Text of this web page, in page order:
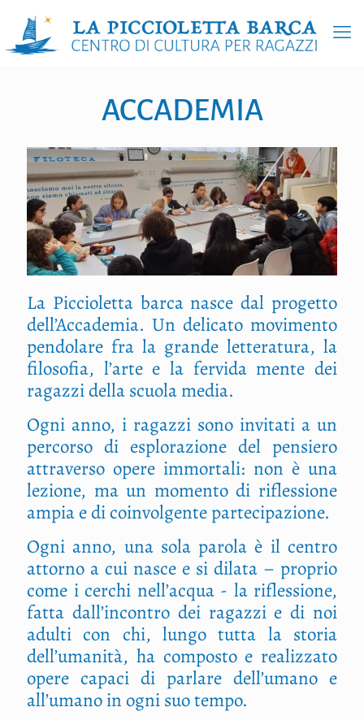
ACCADEMIA
La Piccioletta barca nasce dal progetto
dell’Accademia. Un delicato movimento
pendolare fra la grande letteratura, la
filosofia, l’arte e la fervida mente dei
ragazzi della scuola media.
Ogni anno, i ragazzi sono invitati a un
percorso di esplorazione del pensiero
attraverso opere immortali: non è una
lezione, ma un momento di riflessione
ampia e di coinvolgente partecipazione.
Ogni anno, una sola parola è il centro
attorno a cui nasce e si dilata – proprio
come i cerchi nell’acqua - la riflessione,
fatta dall’incontro dei ragazzi e di noi
adulti con chi, lungo tutta la storia
dell’umanità, ha composto e realizzato
opere capaci di parlare dell’umano e
all’umano in ogni suo tempo.